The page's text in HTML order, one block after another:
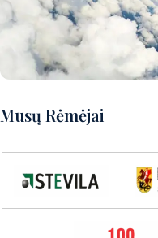
Norite patirti
Susisiekite su mumis
Mūsų Rėmėjai